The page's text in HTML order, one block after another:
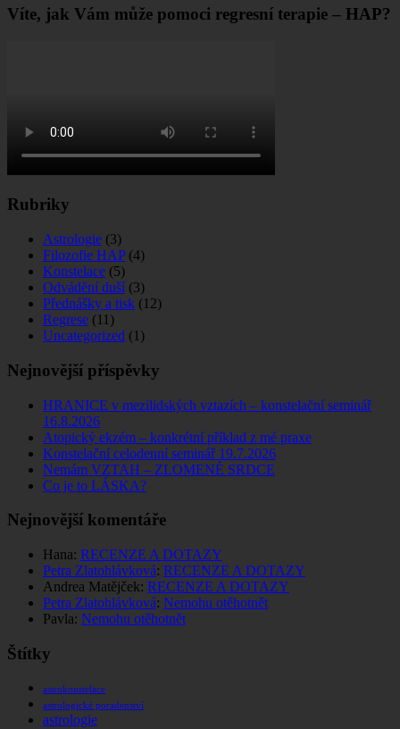
Víte, jak Vám může pomoci regresní terapie – HAP?
Rubriky
Astrologie (3)
Filozofie HAP(4)
Konstelace (5)
Odvádění duší(3)
Přednášky a tisk (12)
Regrese (11)
Uncategorized (1)
Nejnovější příspěvky
HRANICE v mezilidských vztazích – konstelační seminář
16.8.2026
Atopický ekzém – konkrétní příklad z mé praxe
Konstelační celodenní seminář 19.7.2026
Nemám VZTAH – ZLOMENÉ SRDCE
Co je to LÁSKA?
Nejnovější komentáře
Hana: RECENZE A DOTAZY
Petra Zlatohlávková: RECENZE A DOTAZY
Andrea Matějček: RECENZE A DOTAZY
Petra Zlatohlávková: Nemohu otěhotnět
Pavla: Nemohu otěhotnět
Štítky
astrokonstelace
astrologické poradenství
astrologie